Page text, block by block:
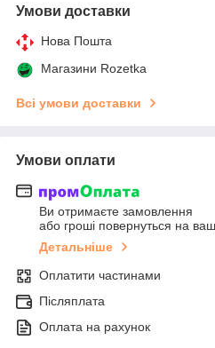
Умови доставки
Нова Пошта
Магазини Rozetka
Всі умови доставки
Умови оплати
Ви отримаєте замовлення
або гроші повернуться на
Детальніше
Оплатити частинами
Післяплата
Оплата на рахунок